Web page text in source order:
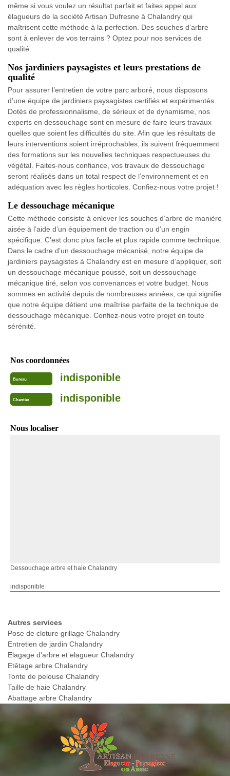
même si vous voulez un résultat parfait et faites appel aux
élagueurs de la société Artisan Dufresne à Chalandry qui
maîtrisent cette méthode à la perfection. Des souches d’arbre
sont à enlever de vos terrains ? Optez pour nos services de
qualité.
Nos jardiniers paysagistes et leurs prestations de
qualité
Pour assurer l’entretien de votre parc arboré, nous disposons
d’une équipe de jardiniers paysagistes certifiés et expérimentés.
Dotés de professionnalisme, de sérieux et de dynamisme, nos
experts en dessouchage sont en mesure de faire leurs travaux
quelles que soient les difficultés du site. Afin que les résultats de
leurs interventions soient irréprochables, ils suivent fréquemment
des formations sur les nouvelles techniques respectueuses du
végétal. Faites-nous confiance, vos travaux de dessouchage
seront réalisés dans un total respect de l’environnement et en
adéquation avec les règles horticoles. Confiez-nous votre projet !
Le dessouchage mécanique
Cette méthode consiste à enlever les souches d’arbre de manière
aisée à l’aide d’un équipement de traction ou d’un engin
spécifique. C’est donc plus facile et plus rapide comme technique.
Dans le cadre d’un dessouchage mécanisé, notre équipe de
jardiniers paysagistes à Chalandry est en mesure d’appliquer, soit
un dessouchage mécanique poussé, soit un dessouchage
mécanique tiré, selon vos convenances et votre budget. Nous
sommes en activité depuis de nombreuses années, ce qui signifie
que notre équipe détient une maîtrise parfaite de la technique de
dessouchage mécanique. Confiez-nous votre projet en toute
sérénité.
Nos coordonnées
Bureau indisponible
Chantier indisponible
Nous localiser
Dessouchage arbre et haie Chalandry
indisponible
Autres services
Pose de cloture grillage Chalandry
Entretien de jardin Chalandry
Elagage d'arbre et elagueur Chalandry
Etêtage arbre Chalandry
Tonte de pelouse Chalandry
Taille de haie Chalandry
Abattage arbre Chalandry